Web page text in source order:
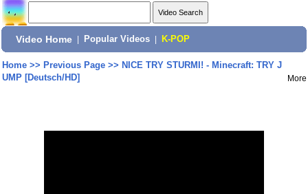
Video Home Popular Videos K-POP
Home>> Previous Page>> NICE TRY STURMI! - Minecraft: TRY J
UMP [Deutsch/HD]
More